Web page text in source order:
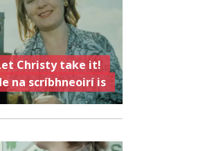
Christy take it!
na scríbhneoirí is